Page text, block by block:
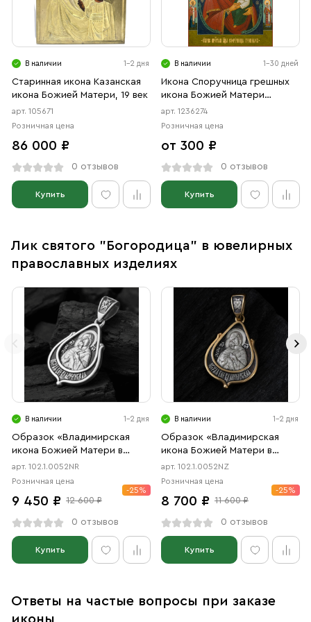
В наличии 1-2 дня
Старинная икона Казанская
икона Божией Матери, 19 век
арт. 105671
Розничная цена
86 000 ₽
0 отзывов
Купить
В наличии 1-30 дней
Икона Споручница грешных
икона Божией Матери
(АРТ.06274)
арт. 1236274
Розничная цена
от 300 ₽
0 отзывов
Купить
Лик святого "Богородица" в ювелирных
православных изделиях
В наличии 1-2 дня
Образок «Владимирская
икона Божией Матери в
форме цаты» чернение,
родий
арт. 102.1.0052NR
Розничная цена
9 450 ₽ 12 600 ₽
-25%
0 отзывов
Купить
В наличии 1-2 дня
Образок «Владимирская
икона Божией Матери в
форме цаты» чернение,
позолота
арт. 102.1.0052NZ
Розничная цена
8 700 ₽ 11 600 ₽
-25%
0 отзывов
Купить
Ответы на частые вопросы при заказе
иконы